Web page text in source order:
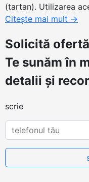
(tartan). Utilizarea
Citește mai mult →
Solicită ofertă
Te sunăm în
detalii și
scrie